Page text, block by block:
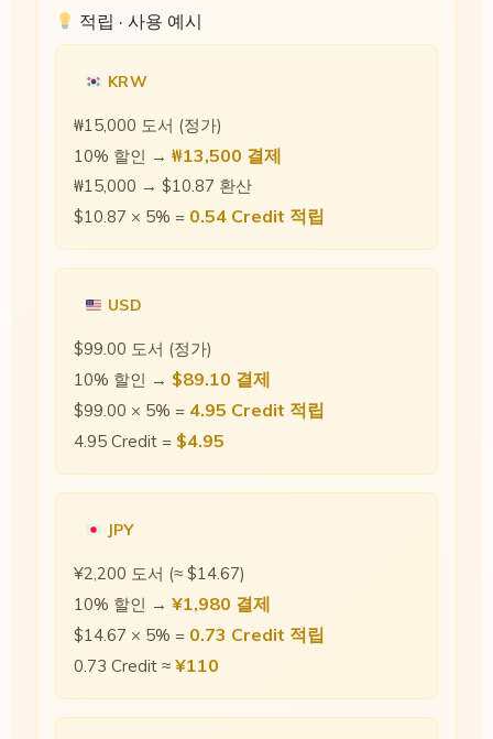
적립 · 사용 예시
KRW
₩15,000 도서 (정가)
10% 할인 →₩13,500 결제
₩15,000 → $10.87 환산
$10.87 × 5% = 0.54 Credit 적립
USD
$99.00 도서 (정가)
10% 할인 → $89.10 결제
$99.00 × 5% = 4.95 Credit 적립
4.95 Credit = $4.95
JPY
¥2,200 도서 (≈ $14.67)
10% 할인 →¥1,980 결제
$14.67 × 5% = 0.73 Credit 적립
0.73 Credit ≈¥110